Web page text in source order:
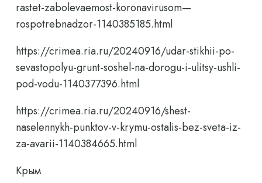
rastet-zabolevaemost-koronavirusom—
rospotrebnadzor-1140385185.html
https://crimea.ria.ru/20240916/udar-stikhii-po-
sevastopolyu-grunt-soshel-na-dorogu-i-ulitsy-ushli-
pod-vodu-1140377396.html
https://crimea.ria.ru/20240916/shest-
naselennykh-punktov-v-krymu-ostalis-bez-sveta-iz-
za-avarii-1140384665.html
Крым